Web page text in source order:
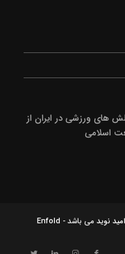
های ورزشی در ایران از
اسلامی
نویدمی باشد - Enfold